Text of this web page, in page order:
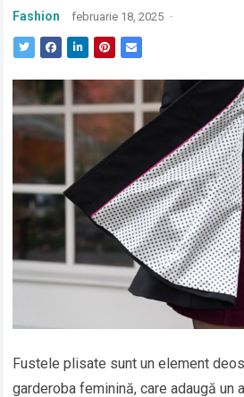
Fashion februarie 18, 2025 ·
Fustele plisate sunt un element
garderoba feminină, care adaugă un